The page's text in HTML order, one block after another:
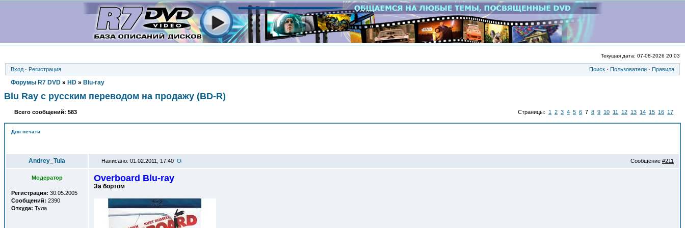
Текущая дата: 07-08-2026 20:03
Вход · Регистрация Поиск · Пользователи · Правила
Форумы R7 DVD » HD » Blu-ray
Blu Ray с русским переводом на продажу (BD-R)
Всего сообщений: 583 Страницы: 1 2 3 4 5 6 7 8 9 10 11 12 13 14 15 16 17
Для печати
Andrey_Tula Написано: 01.02.2011, 17:40 Сообщение #211
Модератор
Регистрация: 30.05.2005
Сообщений: 2390
Откуда: Тула
Overboard Blu-ray
За бортом